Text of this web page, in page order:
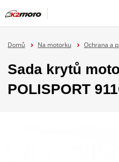
Domů Na motorku Ochrana a
Sada krytů
POLISPORT